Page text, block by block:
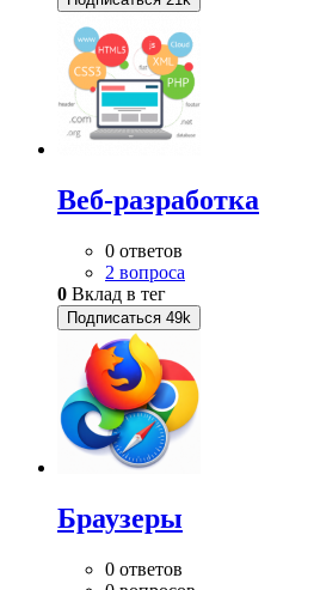
Веб-разработка
0 ответов
2 вопроса
0 Вклад в тег
Подписаться 49k
Браузеры
0 ответов